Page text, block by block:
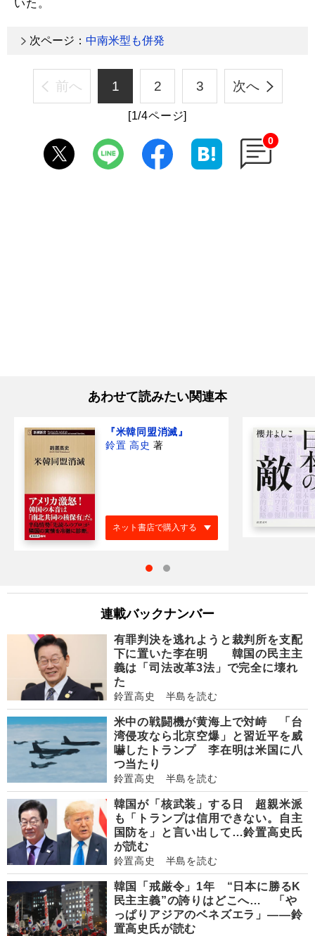
いた。
次ページ： 中南米型も併発
前へ 1 2 3 次へ
[1/4ページ]
0
あわせて読みたい関連本
『米韓同盟消滅』
鈴置 高史 著
ネット書店で購入する
連載バックナンバー
有罪判決を逃れようと裁判所を支配
下に置いた李在明 韓国の民主主
義は「司法改革3法」で完全に壊れ
た
鈴置高史 半島を読む
米中の戦闘機が黄海上で対峙 「台
湾侵攻なら北京空爆」と習近平を威
嚇したトランプ 李在明は米国に八
つ当たり
鈴置高史 半島を読む
韓国が「核武装」する日 超親米派
も「トランプは信用できない。自主
国防を」と言い出して…鈴置高史氏
が読む
鈴置高史 半島を読む
韓国「戒厳令」1年 “日本に勝るK
民主主義”の誇りはどこへ… 「や
っぱりアジアのベネズエラ」――鈴
置高史氏が読む